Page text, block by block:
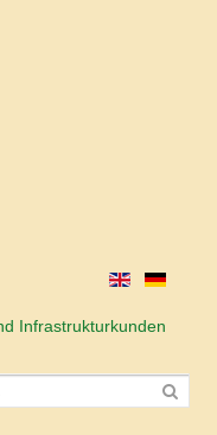
Infrastrukturkunden